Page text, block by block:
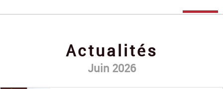
Actualités
Juin 2026